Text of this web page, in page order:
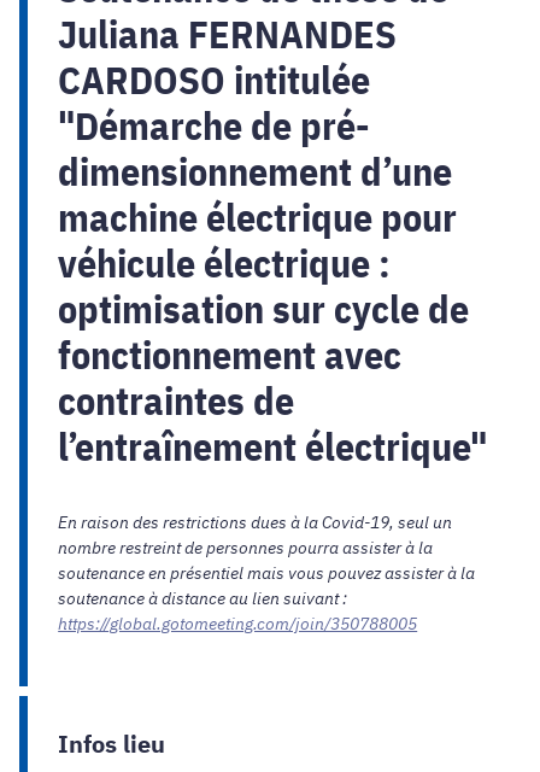
Juliana FERNANDES
CARDOSO intitulée
"Démarche de pré-
dimensionnement d’une
machine électrique pour
véhicule électrique :
optimisation sur cycle de
fonctionnement avec
contraintes de
l’entraînement électrique"
En raison des restrictions dues à la Covid-19, seul un
nombre restreint de personnes pourra assister à la
soutenance en présentiel mais vous pouvez assister à la
soutenance à distance au lien suivant :
https://global.gotomeeting.com/join/350788005
Infos lieu